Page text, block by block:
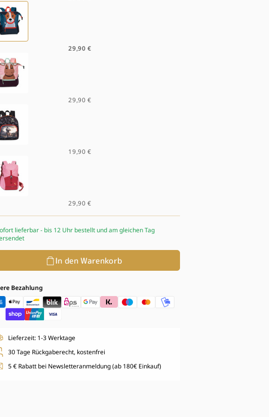
29,90 €
29,90 €
19,90 €
29,90 €
lieferbar - bis 12 Uhr bestellt und am gleichen Tag
In den Warenkorb
Bezahlung
Lieferzeit: 1-3 Werktage
30 Tage Rückgaberecht, kostenfrei
5 € Rabatt bei Newsletteranmeldung (ab 180€ Einkauf)